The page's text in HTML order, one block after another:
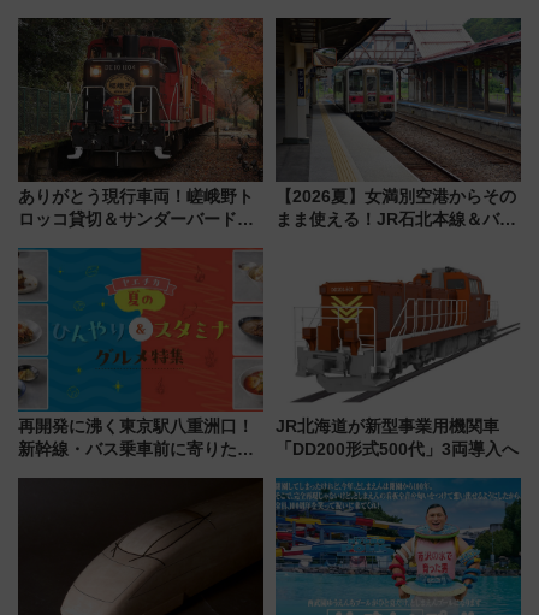
など注目の全6店舗 「博多活憩
通り」も一新
連検索数が前年比237％増、ナ
ショジオも認める『2026年に訪
れるべき世界の旅先』
ありがとう現行車両！嵯峨野ト
ロッコ貸切＆サンダーバードレ
斉藤雪乃＆福原トシヒロと行
く！9月13日「京都の鉄道満喫
ツアー」開催
【2026夏】女満別空港からその
まま使える！JR石北本線＆バス
ーパス」でおトクに道東観光
（8/3発売）
再開発に沸く東京駅八重洲口！
新幹線・バス乗車前に寄りたい
JR北海道が新型事業用機関車
「DD200形式500代」3両導入へ